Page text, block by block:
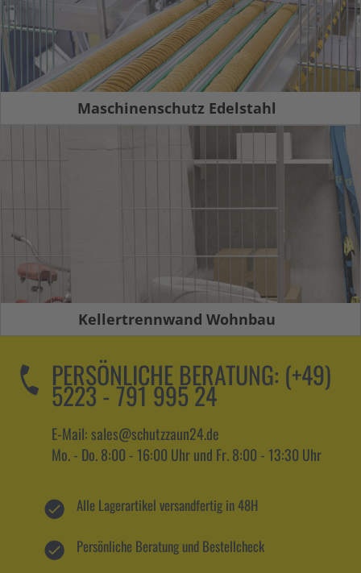
Maschinenschutz Edelstahl
Kellertrennwand Wohnbau
PERSÖNLICHE BERATUNG: (+49)
5223 - 791 995 24
E-Mail: sales@schutzzaun24.de
Mo. - Do. 8:00 - 16:00 Uhr und Fr. 8:00 - 13:30 Uhr
Alle Lagerartikel versandfertig in 48H
Persönliche Beratung und Bestellcheck